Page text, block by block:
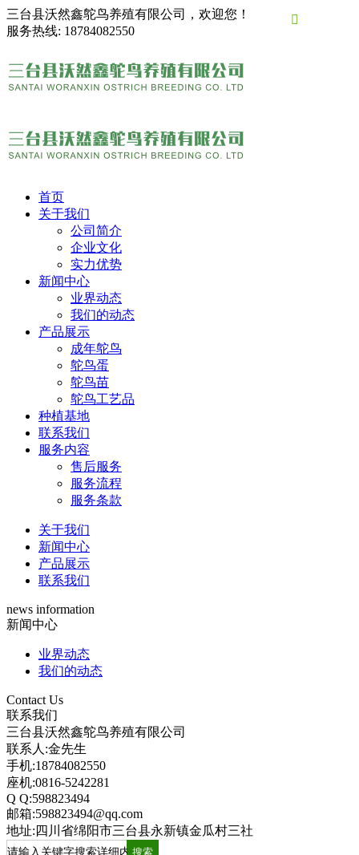
三台县沃然鑫鸵鸟养殖有限公司，欢迎您！
服务热线: 18784082550

首页
关于我们
公司简介
企业文化
实力优势
新闻中心
业界动态
我们的动态
产品展示
成年鸵鸟
鸵鸟蛋
鸵鸟苗
鸵鸟工艺品
种植基地
联系我们
服务内容
售后服务
服务流程
服务条款
关于我们
新闻中心
产品展示
联系我们
news information
新闻中心
业界动态
我们的动态
Contact Us
联系我们
三台县沃然鑫鸵鸟养殖有限公司
联系人:金先生
手机:18784082550
座机:0816-5242281
Q Q:598823494
邮箱:598823494@qq.com
地址:四川省绵阳市三台县永新镇金瓜村三社